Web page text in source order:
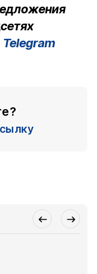
Telegram